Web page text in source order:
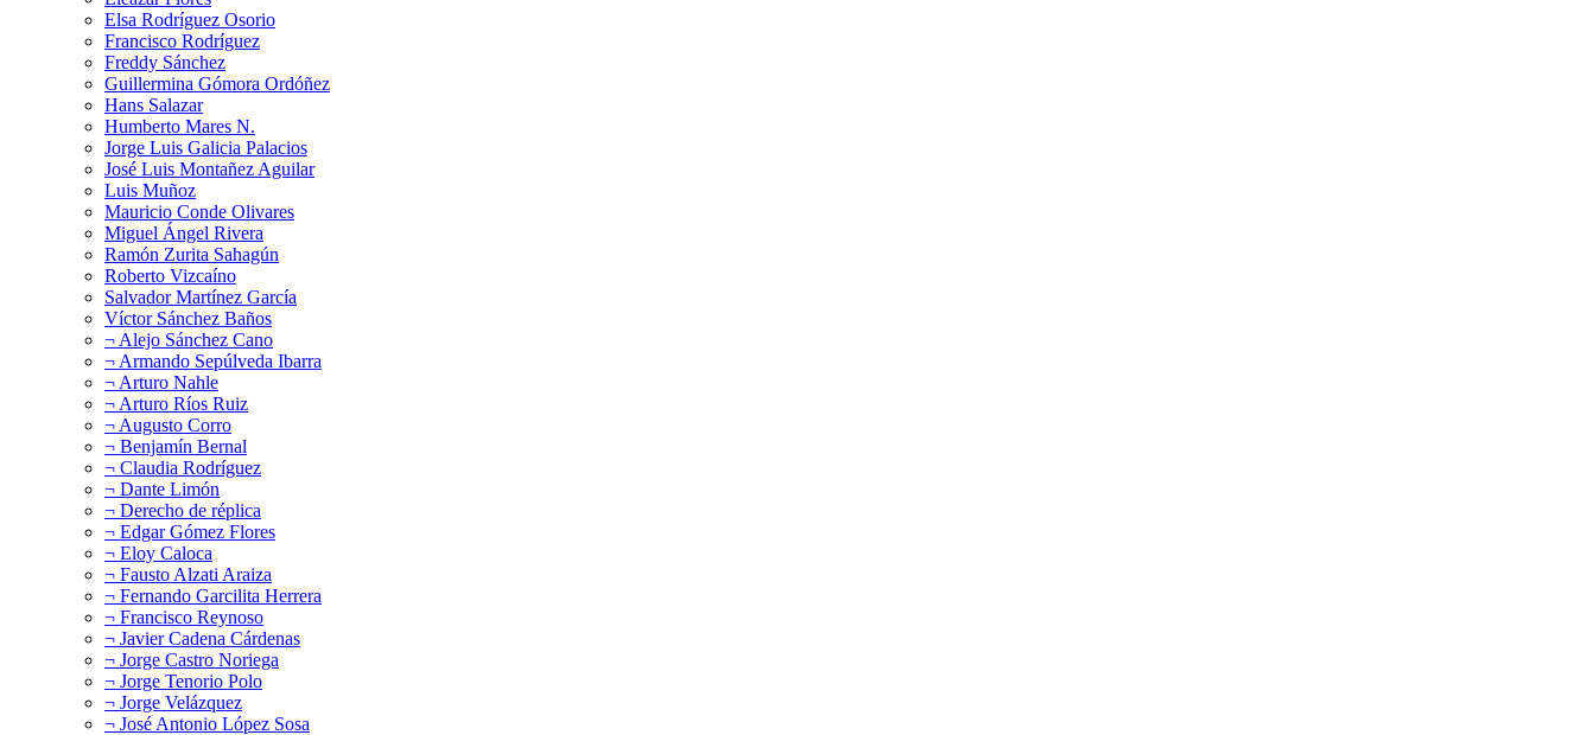
Elsa Rodríguez Osorio
Francisco Rodríguez
Freddy Sánchez
Guillermina Gómora Ordóñez
Hans Salazar
Humberto Mares N.
Jorge Luis Galicia Palacios
José Luis Montañez Aguilar
Luis Muñoz
Mauricio Conde Olivares
Miguel Ángel Rivera
Ramón Zurita Sahagún
Roberto Vizcaíno
Salvador Martínez García
Víctor Sánchez Baños
¬ Alejo Sánchez Cano
¬ Armando Sepúlveda Ibarra
¬ Arturo Nahle
¬ Arturo Ríos Ruiz
¬ Augusto Corro
¬ Benjamín Bernal
¬ Claudia Rodríguez
¬ Dante Limón
¬ Derecho de réplica
¬ Edgar Gómez Flores
¬ Eloy Caloca
¬ Fausto Alzati Araiza
¬ Fernando Garcilita Herrera
¬ Francisco Reynoso
¬ Javier Cadena Cárdenas
¬ Jorge Castro Noriega
¬ Jorge Tenorio Polo
¬ Jorge Velázquez
¬ José Antonio López Sosa